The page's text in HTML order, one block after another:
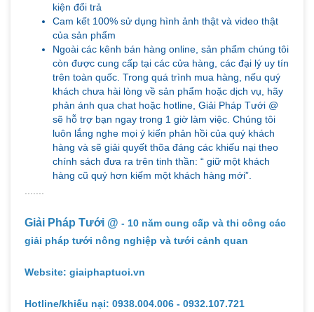
kiện đổi trả
Cam kết 100% sử dụng hình ảnh thật và video thật
của sản phẩm
Ngoài các kênh bán hàng online, sản phẩm chúng tôi
còn được cung cấp tại các cửa hàng, các đại lý uy tín
trên toàn quốc. Trong quá trình mua hàng, nếu quý
khách chưa hài lòng về sản phẩm hoặc dịch vụ, hãy
phản ánh qua chat hoặc hotline, Giải Pháp Tưới @
sẽ hỗ trợ bạn ngay trong 1 giờ làm việc. Chúng tôi
luôn lắng nghe mọi ý kiến phản hồi của quý khách
hàng và sẽ giải quyết thõa đáng các khiếu nại theo
chính sách đưa ra trên tinh thần: “ giữ một khách
hàng cũ quý hơn kiếm một khách hàng mới”.
Giải Pháp Tưới @ - 10 năm cung cấp và thi công các
giải pháp tưới nông nghiệp và tưới cảnh quan
Website: giaiphaptuoi.vn
Hotline/khiếu nại: 0938.004.006 - 0932.107.721